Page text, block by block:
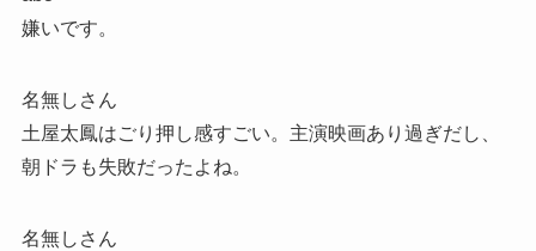
嫌いです。
名無しさん
土屋太鳳はごり押し感すごい。主演映画あり過ぎだし、
朝ドラも失敗だったよね。
名無しさん